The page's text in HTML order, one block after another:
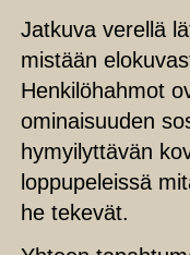
Jatkuva verellä
mistään
Henkilöhahmot
ominaisuuden
hymyilyttävän
loppupeleissä
he tekevät.